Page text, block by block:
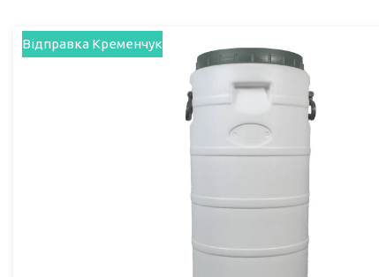
Відправка Кременчук